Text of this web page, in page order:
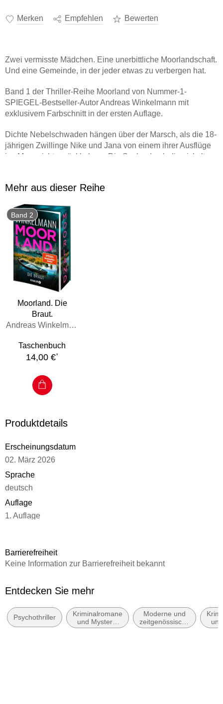
Merken Empfehlen Bewerten
Zwei vermisste Mädchen. Eine unerbittliche Moorlandschaft.
Und eine Gemeinde, in der jeder etwas zu verbergen hat.
Band 1 der Thriller-Reihe Moorland von Nummer-1-
SPIEGEL-Bestseller-AutorAndreas Winkelmann mit
exklusivem Farbschnittin der ersten Auflage.
Dichte Nebelschwaden hängen über der Marsch, als die 18-
jährigen Zwillinge Nike und Jana von einem ihrer Ausflüge
ins Moor nicht zurückkehren. Die Suche durch die eiskalte,
verstörende Bilder von Jana auf ihrem TikTok-Kanal
Hochdruck zu ermitteln. Mit jedem Schritt sinkt sie tiefer in
den Sumpf aus Lügen und Geheimnissen, die die
verschworene Gemeinde zusammenhalten. Doch um die
beiden Schwestern zu finden, würde Malia alles tun - sogar
sich ihrer eigenen dunklen Vergangenheit stellen . . .
Nach seinemPsychothriller
Erfolgsautor Andreas Winkelmann mit einem weiteren
Pageturner erster Güte
den nasskalten Nebel auf der Haut spüren kann!
Mehr aus dieser Reihe
Band 2
Moorland. Die
Braut.
Andreas Winkelmann
Taschenbuch
14,00 €*
Produktdetails
Erscheinungsdatum
02. März 2026
Sprache
deutsch
Auflage
1. Auflage
Reihe
Autor/Autorin
Verlag/Hersteller
Knaur Taschenbuch
Barrierefreiheit
Keine Information zur Barrierefreiheit bekannt
Entdecken Sie mehr
Psychothriller
Kriminalromane
und Mystery:
Polizeiarbeit &
Moderne und
zeitgenössische
Belletristik: